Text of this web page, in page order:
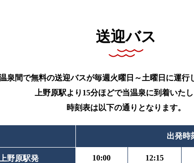
送迎バス
泉間で無料の送迎バスが毎週火曜日～土曜日に運行
上野原駅より15分ほどで当温泉に到着いたし
時刻表は以下の通りとなります。
出発時
上野原駅発 10:00 12:15